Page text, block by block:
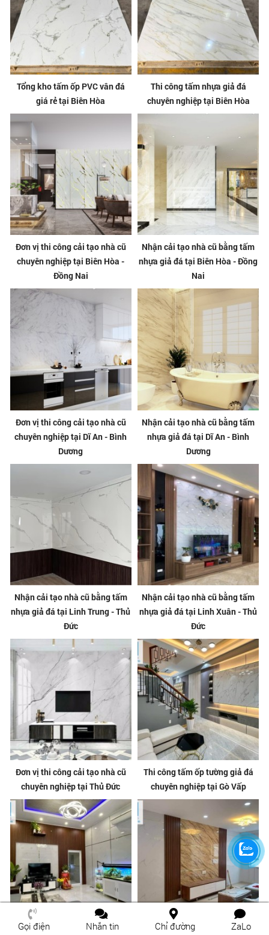
Tổng kho tấm ốp PVC vân đá
giá rẻ tại Biên Hòa
Thi công tấm nhựa giả đá
chuyên nghiệp tại Biên Hòa
Đơn vị thi công cải tạo nhà cũ
chuyên nghiệp tại Biên Hòa -
Đồng Nai
Nhận cải tạo nhà cũ bằng tấm
nhựa giả đá tại Biên Hòa - Đồng
Nai
Đơn vị thi công cải tạo nhà cũ
chuyên nghiệp tại Dĩ An - Bình
Dương
Nhận cải tạo nhà cũ bằng tấm
nhựa giả đá tại Dĩ An - Bình
Dương
Nhận cải tạo nhà cũ bằng tấm
nhựa giả đá tại Linh Trung - Thủ
Đức
Nhận cải tạo nhà cũ bằng tấm
nhựa giả đá tại Linh Xuân - Thủ
Đức
Đơn vị thi công cải tạo nhà cũ
chuyên nghiệp tại Thủ Đức
Thi công tấm ốp tường giả đá
chuyên nghiệp tại Gò Vấp
Thi công tấm ốp tường giả đá Tấm ốp tường PVC giả đá chất
Gọi điện Nhắn tin Chỉ đường ZaLo